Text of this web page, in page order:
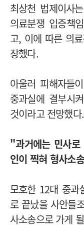
최상천 법제이사
의료분쟁 입증책
고, 이에 따른 의
장했다.
아울러 피해자들
중과실에 결부시
것이라고 전망했다.
"과거에는 민사로
인이 찍혀 형사소
모호한 12대 중과
로 끝났을 사안들
사소송으로 가게